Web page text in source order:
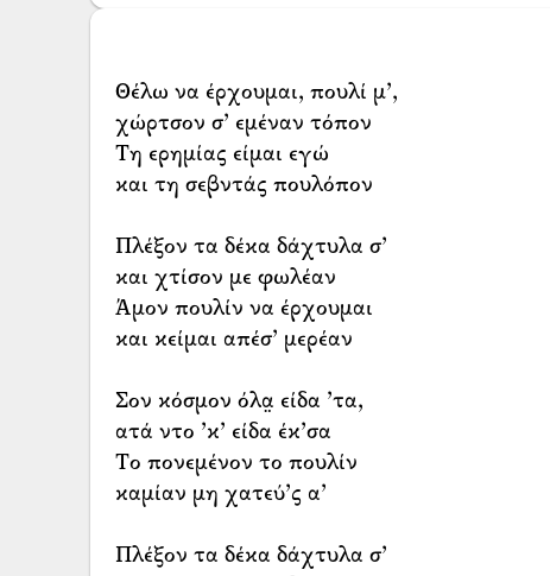
Θέλω να έρχουμαι, πουλί μ’,
χώρτσον σ’ εμέναν τόπον
Τη ερημίας είμαι εγώ
και τη σεβντάς πουλόπον
Πλέξον τα δέκα δάχτυλα σ’
και χτίσον με φωλέαν
Άμον πουλίν να έρχουμαι
και κείμαι απέσ’ μερέαν
Σον κόσμον όλα̤ είδα ’τα,
ατά ντο ’κ’ είδα έκ’σα
Το πονεμένον το πουλίν
καμίαν μη χατεύ’ς α’
Πλέξον τα δέκα δάχτυλα σ’